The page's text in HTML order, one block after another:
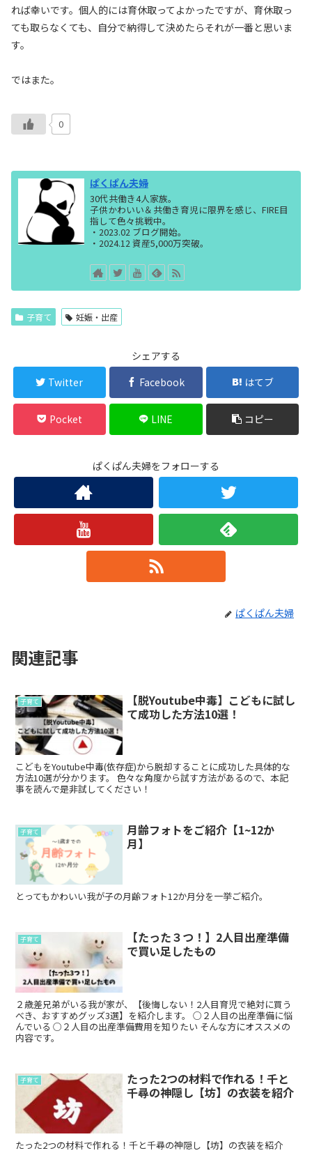
れば幸いです。個人的には育休取ってよかったですが、育休取っ
ても取らなくても、自分で納得して決めたらそれが一番と思いま
す。
ではまた。
0
ぱくぱん夫婦
30代共働き4人家族。
子供かわいい＆共働き育児に限界を感じ、FIRE目
指して色々挑戦中。
・2023.02 ブログ開始。
・2024.12 資産5,000万突破。
子育て 妊娠・出産
シェアする
Twitter
Facebook はてブ
Pocket LINE コピー
ぱくぱん夫婦をフォローする
ぱくぱん夫婦
関連記事
子育て
【脱Youtube中毒】こどもに試し
て成功した方法10選！
こどもをYoutube中毒(依存症)から脱却することに成功した具体的な
方法10選が分かります。 色々な角度から試す方法があるので、本記
事を読んで是非試してください！
子育て
月齢フォトをご紹介【1~12か
月】
とってもかわいい我が子の月齢フォト12か月分を一挙ご紹介。
子育て
【たった３つ！】2人目出産準備
で買い足したもの
２歳差兄弟がいる我が家が、【後悔しない！2人目育児で絶対に買う
べき、おすすめグッズ3選】を紹介します。 ○２人目の出産準備に悩
んでいる ○２人目の出産準備費用を知りたい そんな方にオススメの
内容です。
子育て
たった2つの材料で作れる！千と
千尋の神隠し【坊】の衣装を紹介
たった2つの材料で作れる！千と千尋の神隠し【坊】の衣装を紹介